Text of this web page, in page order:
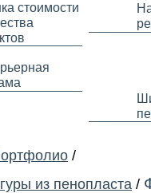
стоимости
/
из пенопласта /